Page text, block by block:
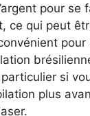
pour se
ce qui peut
si
plus